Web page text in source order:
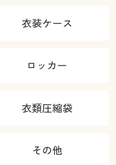
衣装ケース
ロッカー
衣類圧縮袋
その他